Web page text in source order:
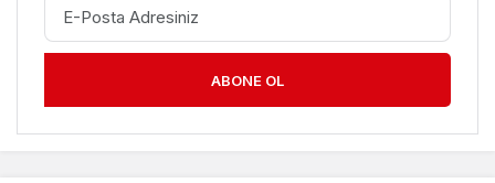
ABONE OL